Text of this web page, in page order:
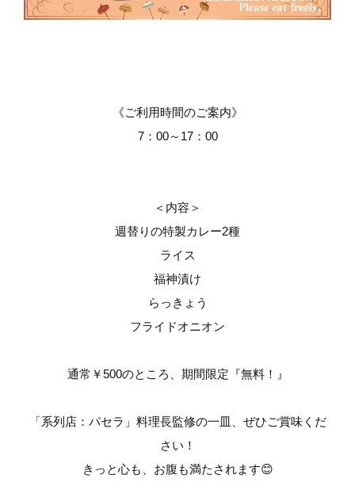
《ご利用時間のご案内》
7：00～17：00
＜内容＞
週替りの特製カレー2種
ライス
福神漬け
らっきょう
フライドオニオン
通常￥500のところ、期間限定『無料！』
「系列店：パセラ」料理長監修の一皿、ぜひご賞味くだ
さい！
きっと心も、お腹も満たされます😊